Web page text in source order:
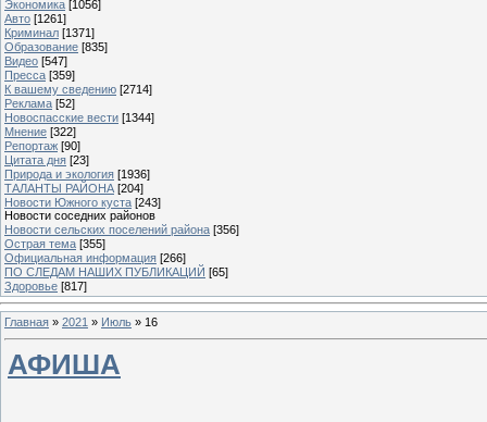
Экономика [1056]
Авто [1261]
Криминал [1371]
Образование [835]
Видео [547]
Пресса [359]
К вашему сведению [2714]
Реклама [52]
Новоспасские вести [1344]
Мнение [322]
Репортаж [90]
Цитата дня [23]
Природа и экология [1936]
ТАЛАНТЫ РАЙОНА [204]
Новости Южного куста [243]
Новости соседних районов
Новости сельских поселений района [356]
Острая тема [355]
Официальная информация [266]
ПО СЛЕДАМ НАШИХ ПУБЛИКАЦИЙ [65]
Здоровье [817]
Главная » 2021 » Июль » 16
АФИША